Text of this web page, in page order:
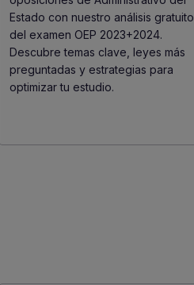
Estado con nuestro análisis gratuito
del examen OEP 2023+2024.
Descubre temas clave, leyes más
preguntadas y estrategias para
optimizar tu estudio.